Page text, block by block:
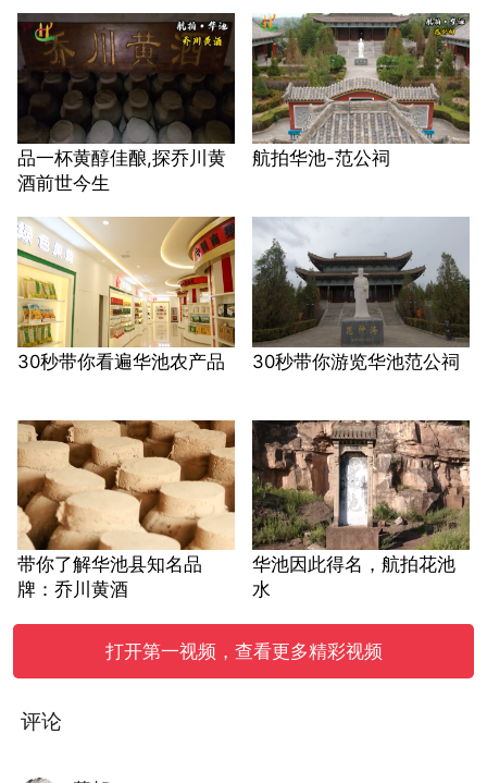
品一杯黄醇佳酿,探乔川黄
酒前世今生
航拍华池-范公祠
30秒带你看遍华池农产品 30秒带你游览华池范公祠
带你了解华池县知名品
牌：乔川黄酒
华池因此得名，航拍花池
水
打开第一视频，查看更多精彩视频
评论